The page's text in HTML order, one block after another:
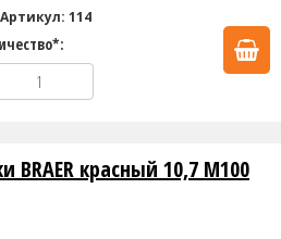
Артикул: 114
BRAER красный 10,7 М100